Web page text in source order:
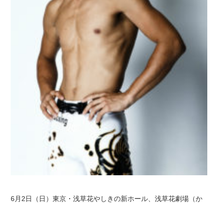
6月2日（日）東京・浅草花やしきの新ホール、浅草花劇場（か